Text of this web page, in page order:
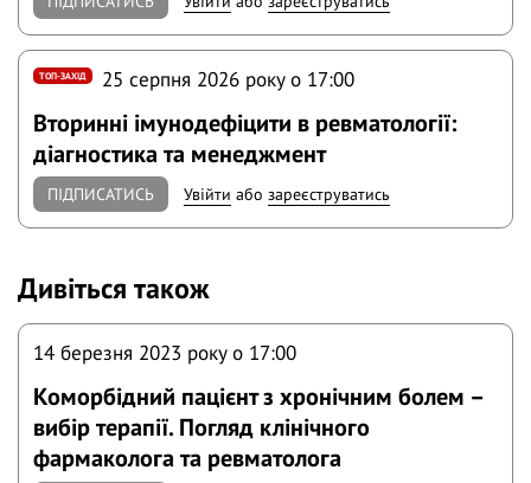
ТОП-ЗАХІД 25 серпня 2026 року o 17:00
Вторинні імунодефіцити в ревматології:
діагностика та менеджмент
ПІДПИСАТИСЬ Увійти абозареєструватись
Дивіться також
14 березня 2023 року o 17:00
Коморбідний пацієнт з хронічним болем –
вибір терапії. Погляд клінічного
фармаколога та ревматолога